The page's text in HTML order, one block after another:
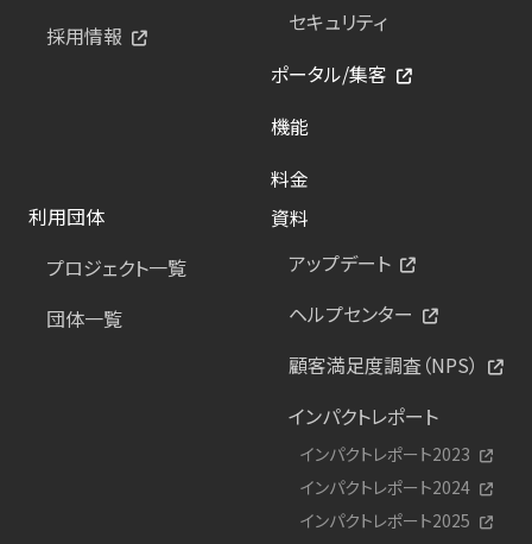
採用情報
セキュリティ
ポータル/集客
機能
料金
利用団体
プロジェクト一覧
団体一覧
資料
アップデート
ヘルプセンター
顧客満足度調査（NPS）
インパクトレポート
インパクトレポート2023
インパクトレポート2024
インパクトレポート2025